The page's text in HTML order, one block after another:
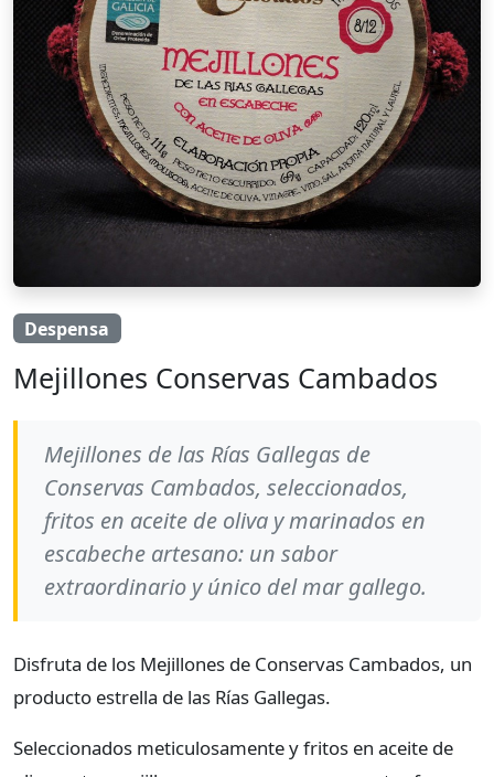
Despensa
Mejillones Conservas Cambados
Mejillones de las Rías Gallegas de
Conservas Cambados, seleccionados,
fritos en aceite de oliva y marinados en
escabeche artesano: un sabor
extraordinario y único del mar gallego.
Disfruta de los Mejillones de Conservas Cambados, un
producto estrella de las Rías Gallegas.
Seleccionados meticulosamente y fritos en aceite de